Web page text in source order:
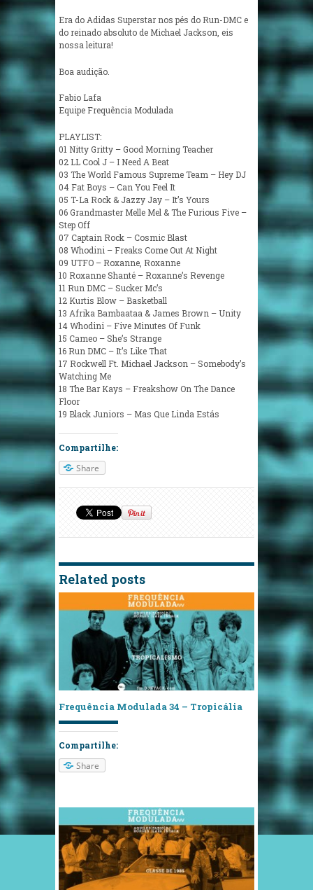
Era do Adidas Superstar nos pés do Run-DMC e
do reinado absoluto de Michael Jackson, eis
nossa leitura!
Boa audição.
Fabio Lafa
Equipe Frequência Modulada
PLAYLIST:
01 Nitty Gritty – Good Morning Teacher
02 LL Cool J – I Need A Beat
03 The World Famous Supreme Team – Hey DJ
04 Fat Boys – Can You Feel It
05 T-La Rock & Jazzy Jay – It’s Yours
06 Grandmaster Melle Mel & The Furious Five –
Step Off
07 Captain Rock – Cosmic Blast
08 Whodini – Freaks Come Out At Night
09 UTFO – Roxanne, Roxanne
10 Roxanne Shanté – Roxanne’s Revenge
11 Run DMC – Sucker Mc’s
12 Kurtis Blow – Basketball
13 Afrika Bambaataa & James Brown – Unity
14 Whodini – Five Minutes Of Funk
15 Cameo – She’s Strange
16 Run DMC – It’s Like That
17 Rockwell Ft. Michael Jackson – Somebody’s
Watching Me
18 The Bar Kays – Freakshow On The Dance
Floor
19 Black Juniors – Mas Que Linda Estás
Compartilhe:
Share
Related posts
Frequência Modulada 34 – Tropicália
Compartilhe:
Share